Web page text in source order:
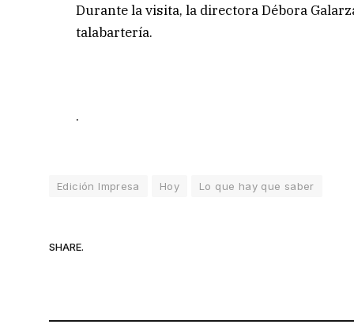
Durante la visita, la directora Débora
talabartería.
.
Edición Impresa Hoy Lo que hay que saber
SHARE.